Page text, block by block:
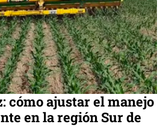
cómo ajustar el manejo
en la región Sur de